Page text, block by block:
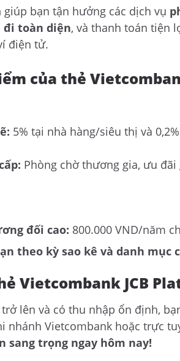
giúp bạn tận hưởng các dịch vụ
đi toàn diện, và thanh toán tiện
điện tử.
của thẻ
5% tại nhà hàng/siêu thị và
Phòng chờ thương gia, ưu
đối cao: 800.000 VND/năm
theo kỳ sao kê và danh mục
Vietcombank JCB
lên và có thu nhập ổn định,
nhánh Vietcombank hoặc trực
sang trọng ngay hôm nay!